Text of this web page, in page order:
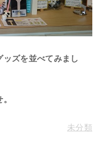
ズを並べてみまし
未分類